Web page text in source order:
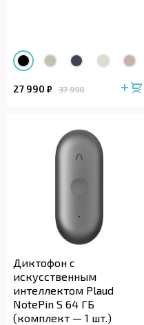
27 990 ₽ 37 990
Диктофон с
искусственным
интеллектом Plaud
NotePin S 64 ГБ
(комплект — 1 шт.)